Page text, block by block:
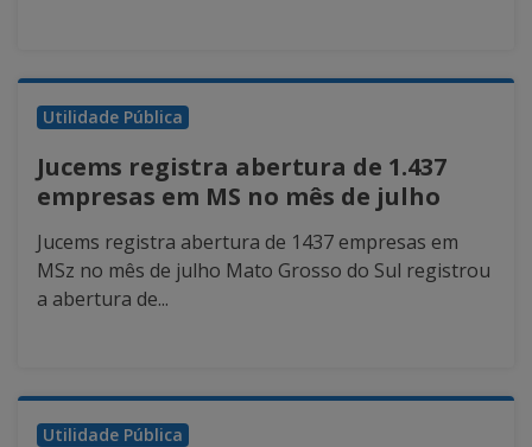
Utilidade Pública
Jucems registra abertura de 1.437
empresas em MS no mês de julho
Jucems registra abertura de 1437 empresas em
MSz no mês de julho Mato Grosso do Sul registrou
a abertura de...
Utilidade Pública